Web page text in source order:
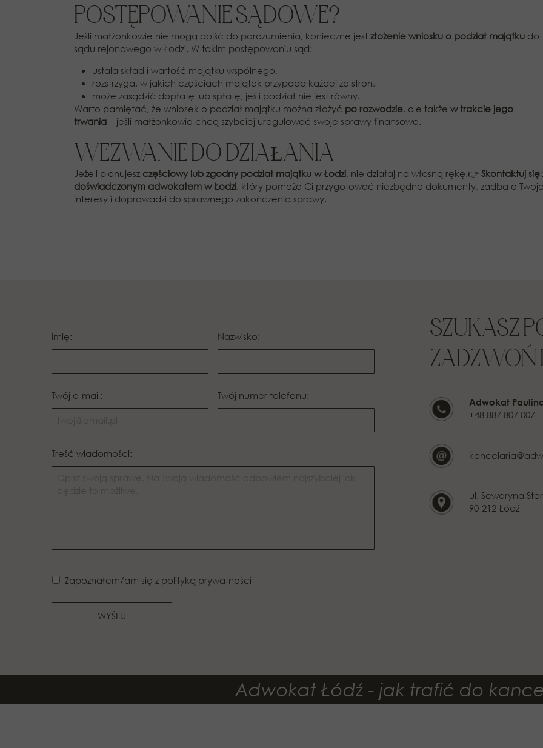
POSTĘPOWANIE SĄDOWE?
Jeśli małżonkowie nie mogą dojść do porozumienia, konieczne jest złożenie wniosku o podział majątku do
sądu rejonowego w Łodzi. W takim postępowaniu sąd:
ustala skład i wartość majątku wspólnego,
rozstrzyga, w jakich częściach majątek przypada każdej ze stron,
może zasądzić dopłatę lub spłatę, jeśli podział nie jest równy.
Warto pamiętać, że wniosek o podział majątku można złożyć po rozwodzie, ale także w trakcie jego
trwania – jeśli małżonkowie chcą szybciej uregulować swoje sprawy finansowe.
WEZWANIE DO DZIAŁANIA
Jeżeli planujesz częściowy lub zgodny podział majątku w Łodzi, nie działaj na własną rękę.👉 Skontaktuj się
doświadczonym adwokatem w Łodzi, który pomoże Ci przygotować niezbędne dokumenty, zadba o
interesy i doprowadzi do sprawnego zakończenia sprawy.
Adwokat Łódź - jak trafić do
SZUKASZ
ZADZWOŃ
ul. Seweryna
90-212 Łódź
Adwokat
+48 887 807 007
Imię: Nazwisko:
Twój e-mail: Twój numer telefonu:
Treść wiadomości:
Zapoznałem/am się z polityką prywatności
WYŚLIJ